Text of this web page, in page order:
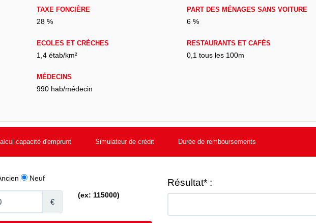
TAXE FONCIÈRE
28 %
PART DES MÉNAGES SANS VOITURE
6 %
ECOLES ET CRÈCHES
1,4 étab/km²
RESTAURANTS ET CAFÉS
0,1 tous les 100m
MÉDECINS
990 hab/médecin
capacité d'emprunt Simulateur de crédit Durée de remboursements